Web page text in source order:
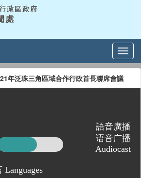
年泛珠三角區域合作行政首長聯席會議